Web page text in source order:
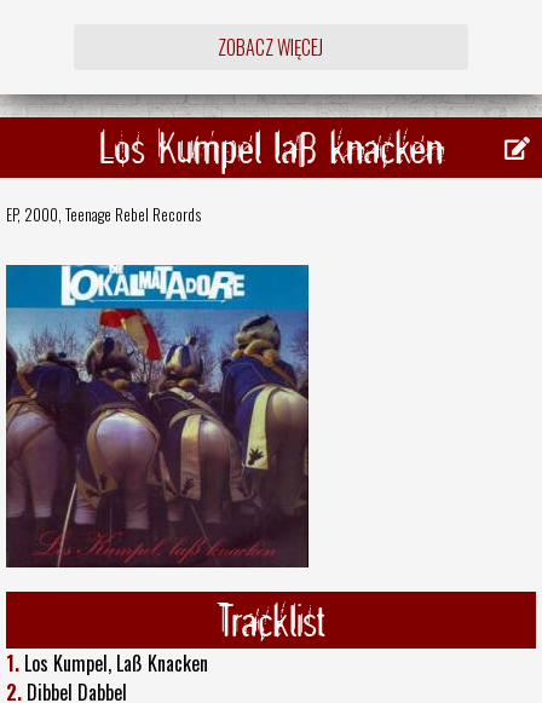
ZOBACZ WIĘCEJ
Los Kumpel laß knacken
EP, 2000, Teenage Rebel Records
Tracklist
1. Los Kumpel, Laß Knacken
2. Dibbel Dabbel